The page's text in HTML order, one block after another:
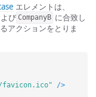
エレメントは、
び CompanyB に合致し
アクションをとりま
favicon.ico"
/>